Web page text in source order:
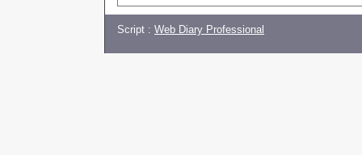
Script : Web Diary Professional